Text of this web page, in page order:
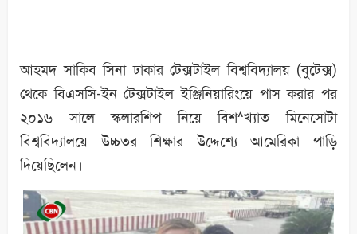
আহমদ সাকিব সিনা ঢাকার টেক্সটাইল বিশ্ববিদ্যালয় (বুটেক্স)
থেকে বিএসসি-ইন টেক্সটাইল ইঞ্জিনিয়ারিংয়ে পাস করার পর
২০১৬ সালে স্কলারশিপ নিয়ে বিশ^খ্যাত মিনেসোটা
বিশ্ববিদ্যালয়ে উচ্চতর শিক্ষার উদ্দেশ্যে আমেরিকা পাড়ি
দিয়েছিলেন।